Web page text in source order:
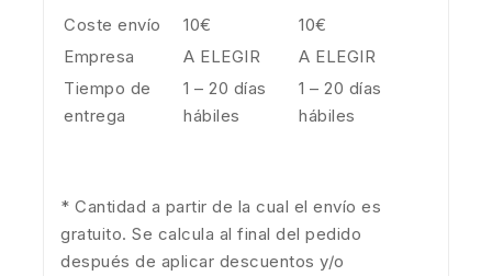
Coste envío
10€
10€
Empresa
A ELEGIR
A ELEGIR
Tiempo de
entrega
1 – 20 días
hábiles
1 – 20 días
hábiles
* Cantidad a partir de la cual el envío es
gratuito. Se calcula al final del pedido
después de aplicar descuentos y/o